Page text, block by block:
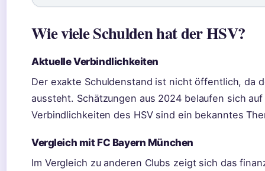
Wie viele Schulden hat der HSV?
Aktuelle Verbindlichkeiten
Der exakte Schuldenstand ist nicht öffentlich, da
aussteht. Schätzungen aus 2024 belaufen sich
Verbindlichkeiten des HSV sind ein bekanntes
Vergleich mit FC Bayern München
Im Vergleich zu anderen Clubs zeigt sich das